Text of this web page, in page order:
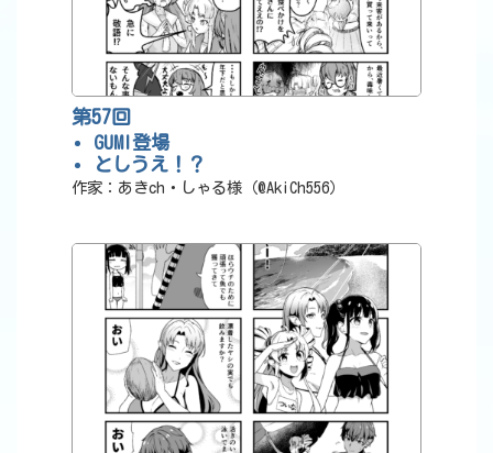
第57回
GUMI登場
としうえ！？
作家：あきch・しゃる様（@AkiCh556）